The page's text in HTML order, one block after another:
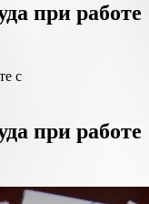
при работе
при работе